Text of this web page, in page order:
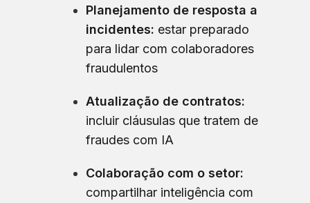
Planejamento de resposta a
incidentes: estar preparado
para lidar com colaboradores
fraudulentos
Atualização de contratos:
incluir cláusulas que tratem de
fraudes com IA
Colaboração com o setor:
compartilhar inteligência com